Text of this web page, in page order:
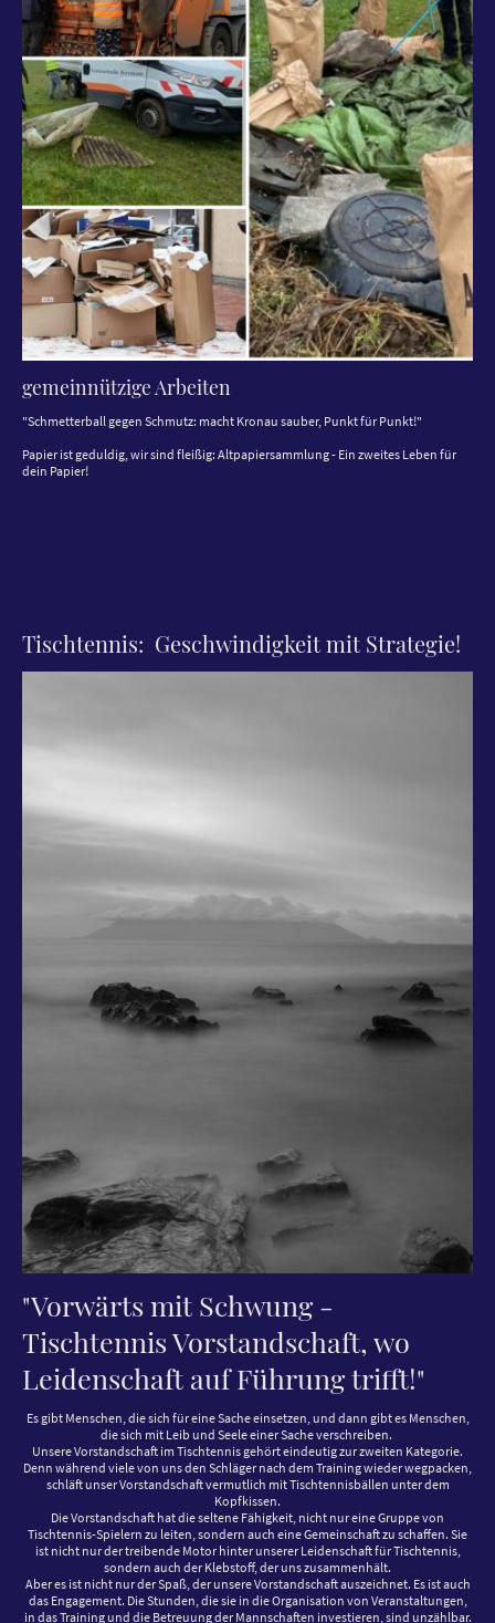
gemeinnützige Arbeiten
"Schmetterball gegen Schmutz: macht Kronau sauber, Punkt für Punkt!"
Papier ist geduldig, wir sind fleißig: Altpapiersammlung - Ein zweites Leben für
dein Papier!
Tischtennis: Geschwindigkeit mit Strategie!
"Vorwärts mit Schwung -
Tischtennis Vorstandschaft, wo
Leidenschaft auf Führung trifft!"
Es gibt Menschen, die sich für eine Sache einsetzen, und dann gibt es Menschen,
die sich mit Leib und Seele einer Sache verschreiben.
Unsere Vorstandschaft im Tischtennis gehört eindeutig zur zweiten Kategorie.
Denn während viele von uns den Schläger nach dem Training wieder wegpacken,
schläft unser Vorstandschaft vermutlich mit Tischtennisbällen unter dem
Kopfkissen.
Die Vorstandschaft hat die seltene Fähigkeit, nicht nur eine Gruppe von
Tischtennis-Spielern zu leiten, sondern auch eine Gemeinschaft zu schaffen. Sie
ist nicht nur der treibende Motor hinter unserer Leidenschaft für Tischtennis,
sondern auch der Klebstoff, der uns zusammenhält.
Aber es ist nicht nur der Spaß, der unsere Vorstandschaft auszeichnet. Es ist auch
das Engagement. Die Stunden, die sie in die Organisation von Veranstaltungen,
in das Training und die Betreuung der Mannschaften investieren, sind unzählbar.